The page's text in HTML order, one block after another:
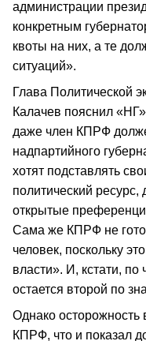
администрации
конкретным
квоты на них, а те
ситуаций».
Глава Политической
Калачев пояснил
даже член КПРФ
надпартийного
хотят подставлять
политический
открытые
Сама же КПРФ не
человек, поскольку
власти». И, кстати,
остается второй по
Однако осторожность
КПРФ, что и показал